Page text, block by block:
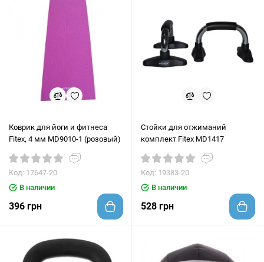
Коврик для йоги и фитнеса
Fitex, 4 мм MD9010-1 (розовый)
Код: 17647-20
В наличии
396 грн
Стойки для отжиманий
комплект Fitex MD1417
Код: 19383-20
В наличии
528 грн